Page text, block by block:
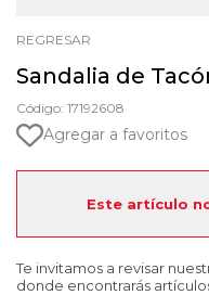
REGRESAR
Sandalia de
Código: 17192608
Agregar a favoritos
Este artículo
Te invitamos a revisar
donde encontrarás